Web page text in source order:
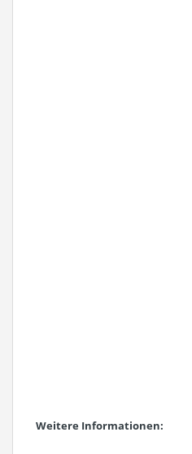
Weitere Informationen: